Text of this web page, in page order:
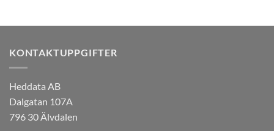
KONTAKTUPPGIFTER
Heddata AB
Dalgatan 107A
796 30 Älvdalen